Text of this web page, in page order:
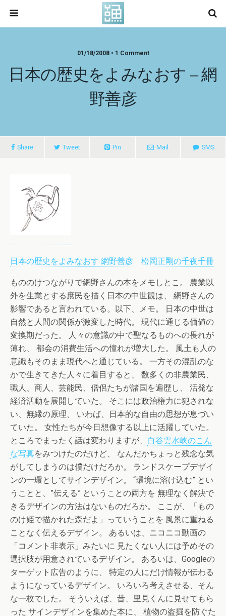
01/18/2008 • 1 Comment
日本の歴史をよみなおす – 網
野善彦
Share Tweet Pin Mail SMS
日本の歴史をよみなおす 網野善彦 松岡正剛の千夜千冊
もののけつながりで網野さんの本をメモしとこ。 農業以
外を生業とする庶民を描く日本の中世観は、 網野さんの
影響であると言われている。以下、メモ。 日本の中世は
自然と人間の関係が激変した時代。 現代に通じる価値の
変換期だった。 人々の意識の中で聖なるものへの畏れが
薄れ、 都会の消費生活への憧れが増大した。 風土も人の
意識もそのまま現代へと通じている。 一方その混乱のな
かで生きてきた人々に着目すると、 数多くの非農業民、
職人、商人、芸能民、僧侶たちが諸国を遍歴し、 活発な
経済活動を展開していた。 そこには政治権力に犯されな
い、無縁の原理、 いわば、日本的な自由の思想が息づい
ていた。 女性たちが今日想像する以上に活躍していた。
ところでまったく話は変わりますが、 白谷雲水峡のこん
な写真をみつけたのだけど、 なんだかちょっと残念な気
がしてしまうのは僕だけだろか。 ランドスケープデザイ
ンの一環としてサインデザイン。 “環境に溶け込む” とい
うことと、”伝える” ということの両方を 無理なく解決で
きるデザインの方法はないものだろか。 ここが、「もの
のけ姫で描かれた森だよ」っていうことを 風景に重ねる
ことなく伝えるデザイン。 あるいは、ニコニコ動画の
「コメント非表示」みたいに 見たくない人には予めその
選択肢が用意されているデザイン。 あるいは、Googleの
ターゲット広告のように、 特定の人にだけ情報が伝わる
ようになっているデザイン。 いろいろ考えさせる、そん
な一枚でした。 そういえば、昔、里見くんに見せてもら
った サインデザインを集めた本に、 植物の盗掘を防ぐた